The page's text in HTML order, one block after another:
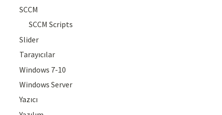
SCCM
SCCM Scripts
Slider
Tarayıcılar
Windows 7-10
Windows Server
Yazıcı